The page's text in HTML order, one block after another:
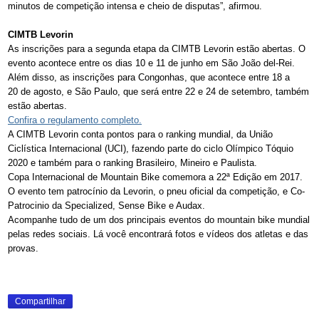
minutos de competição intensa e cheio de disputas”, afirmou.
CIMTB Levorin
As inscrições para a segunda etapa da CIMTB Levorin estão abertas. O
evento acontece entre os dias 10 e 11 de junho em São João del-Rei.
Além disso, as inscrições para Congonhas, que acontece entre 18 a
20 de agosto, e São Paulo, que será entre 22 e 24 de setembro, também
estão abertas.
Confira o regulamento completo.
A CIMTB Levorin conta pontos para o ranking mundial, da União
Ciclística Internacional (UCI), fazendo parte do ciclo Olímpico Tóquio
2020 e também para o ranking Brasileiro, Mineiro e Paulista.
Copa Internacional de Mountain Bike comemora a 22ª Edição em 2017.
O evento tem patrocínio da Levorin, o pneu oficial da competição, e Co-
Patrocinio da Specialized, Sense Bike e Audax.
Acompanhe tudo de um dos principais eventos do mountain bike mundial
pelas redes sociais. Lá você encontrará fotos e vídeos dos atletas e das
provas.
Compartilhar